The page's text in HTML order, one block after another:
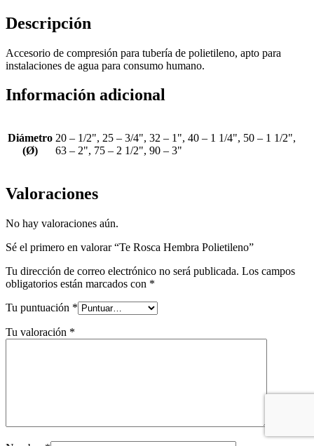
Descripción
Accesorio de compresión para tubería de polietileno, apto para
instalaciones de agua para consumo humano.
Información adicional
Diámetro
(Ø)
20 – 1/2", 25 – 3/4", 32 – 1", 40 – 1 1/4", 50 – 1 1/2",
63 – 2", 75 – 2 1/2", 90 – 3"
Valoraciones
No hay valoraciones aún.
Sé el primero en valorar “Te Rosca Hembra Polietileno”
Tu dirección de correo electrónico no será publicada. Los campos
obligatorios están marcados con *
Tu puntuación *
Tu valoración *